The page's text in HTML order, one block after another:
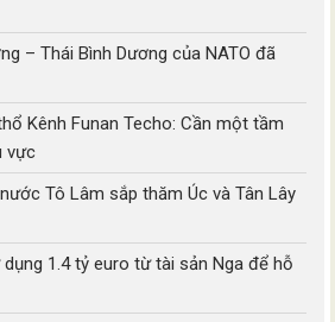
– Thái Bình Dương của NATO đã
Kênh Funan Techo: Cần một tầm
vực
Tô Lâm sắp thăm Úc và Tân Lây
1.4 tỷ euro từ tài sản Nga để hỗ